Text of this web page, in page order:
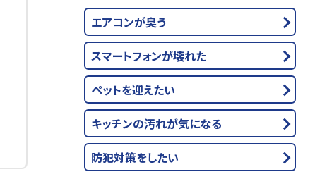
エアコンが臭う
スマートフォンが壊れた
ペットを迎えたい
キッチンの汚れが気になる
防犯対策をしたい